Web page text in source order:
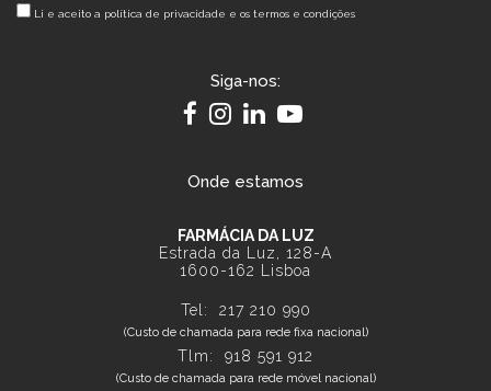
Li e aceito a política de privacidade e os termos e condições
Siga-nos:
Onde estamos
FARMÁCIA DA LUZ
Estrada da Luz, 128-A
1600-162 Lisboa
Tel: 217 210 990
(Custo de chamada para rede fixa nacional)
Tlm: 918 591 912
(Custo de chamada para rede móvel nacional)